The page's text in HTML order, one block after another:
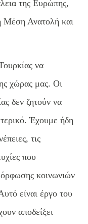
της Ευρώπης,
Μέση Ανατολή και
να
χώρας μας. Οι
δεν ζητούν να
Έχουμε ήδη
τις
που
κοινωνιών
είναι έργο του
αποδείξει